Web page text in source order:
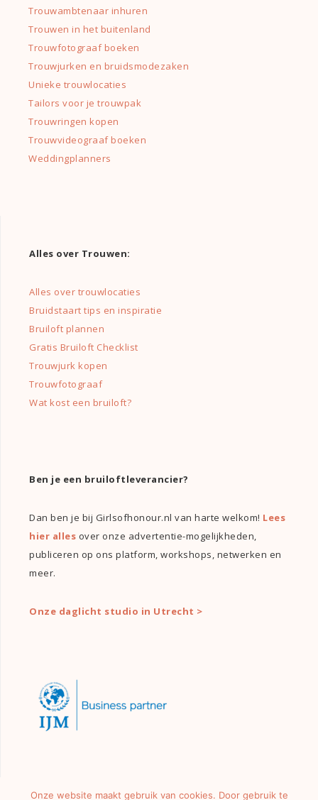
Trouwambtenaar inhuren
Trouwen in het buitenland
Trouwfotograaf boeken
Trouwjurken en bruidsmodezaken
Unieke trouwlocaties
Tailors voor je trouwpak
Trouwringen kopen
Trouwvideograaf boeken
Weddingplanners
Alles over Trouwen:
Alles over trouwlocaties
Bruidstaart tips en inspiratie
Bruiloft plannen
Gratis Bruiloft Checklist
Trouwjurk kopen
Trouwfotograaf
Wat kost een bruiloft?
Ben je een bruiloftleverancier?
Dan ben je bij Girlsofhonour.nl van harte welkom! Lees
hier alles over onze advertentie-mogelijkheden,
publiceren op ons platform, workshops, netwerken en
meer.
Onze daglicht studio in Utrecht >
Onze website maakt gebruik van cookies. Door gebruik te